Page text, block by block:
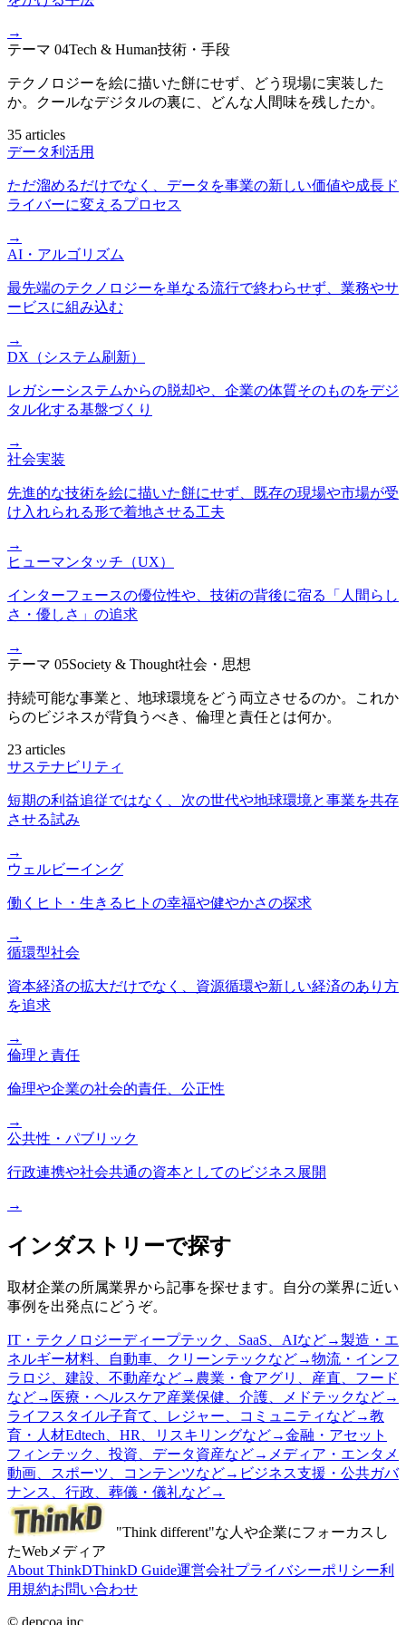
→
テーマ 04Tech & Human技術・手段
テクノロジーを絵に描いた餅にせず、どう現場に実装した
か。クールなデジタルの裏に、どんな人間味を残したか。
35 articles
データ利活用
ただ溜めるだけでなく、データを事業の新しい価値や成長ド
ライバーに変えるプロセス
→
AI・アルゴリズム
最先端のテクノロジーを単なる流行で終わらせず、業務やサ
ービスに組み込む
→
DX（システム刷新）
レガシーシステムからの脱却や、企業の体質そのものをデジ
タル化する基盤づくり
→
社会実装
先進的な技術を絵に描いた餅にせず、既存の現場や市場が受
け入れられる形で着地させる工夫
→
ヒューマンタッチ（UX）
インターフェースの優位性や、技術の背後に宿る「人間らし
さ・優しさ」の追求
→
テーマ 05Society & Thought社会・思想
持続可能な事業と、地球環境をどう両立させるのか。これか
らのビジネスが背負うべき、倫理と責任とは何か。
23 articles
サステナビリティ
短期の利益追従ではなく、次の世代や地球環境と事業を共存
させる試み
→
ウェルビーイング
働くヒト・生きるヒトの幸福や健やかさの探求
→
循環型社会
資本経済の拡大だけでなく、資源循環や新しい経済のあり方
を追求
→
倫理と責任
倫理や企業の社会的責任、公正性
→
公共性・パブリック
行政連携や社会共通の資本としてのビジネス展開
→
インダストリーで探す
取材企業の所属業界から記事を探せます。自分の業界に近い
事例を出発点にどうぞ。
IT・テクノロジーディープテック、SaaS、AIなど→製造・エ
ネルギー材料、自動車、クリーンテックなど→物流・インフ
ラ ロジ、建設、不動産など→ 農業・食アグリ、産直、フード
など→ 医療・ヘルスケア産業保健、介護、メドテックなど→
ライフスタイル子育て、レジャー、コミュニティなど→教
育・人材Edtech、HR、リスキリングなど→金融・アセット
フィンテック、投資、データ資産など→ メディア・エンタメ
動画、スポーツ、コンテンツなど→ ビジネス支援・公共ガバ
ナンス、行政、葬儀・儀礼など→
"Think different"な人や企業にフォーカスし
たWebメディア
About ThinkDThinkD Guide運営会社プライバシーポリシー利
用規約お問い合わせ
© depcoa inc.